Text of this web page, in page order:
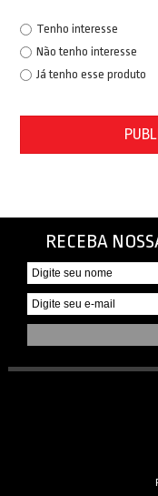
Tenho interesse
Não tenho interesse
Já tenho esse produto
RECEBA